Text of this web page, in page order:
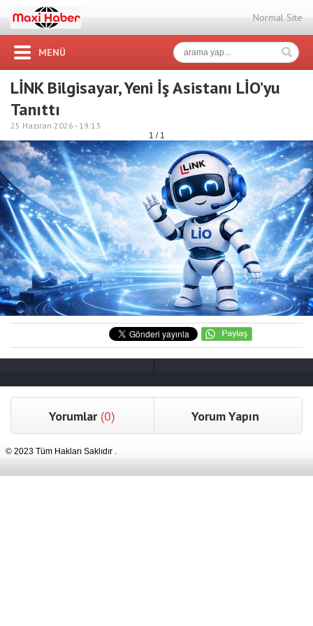
Normal Site
MENÜ
LİNK Bilgisayar, Yeni İş Asistanı LİO’yu
Tanıttı
25 Haziran 2026 - 19:13
1 / 1
Yorumlar (0) Yorum Yapın
© 2023 Tüm Hakları Saklıdır .